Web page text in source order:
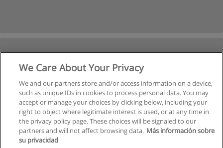
İleri
-2
We Care About Your Privacy
We and our partners store and/or access information on a device,
such as unique IDs in cookies to process personal data. You may
accept or manage your choices by clicking below, including your
right to object where legitimate interest is used, or at any time in
the privacy policy page. These choices will be signaled to our
partners and will not affect browsing data. Más información sobre
su privacidad